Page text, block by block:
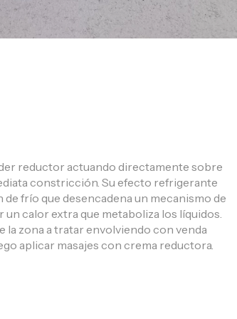
reductor actuando directamente sobre
constricción. Su efecto refrigerante
frío que desencadena un mecanismo de
calor extra que metaboliza los líquidos.
zona a tratar envolviendo con venda
aplicar masajes con crema reductora.